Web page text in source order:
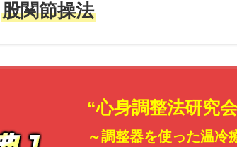
股関節操法
“心身調整法研究会
～調整器を使った温冷